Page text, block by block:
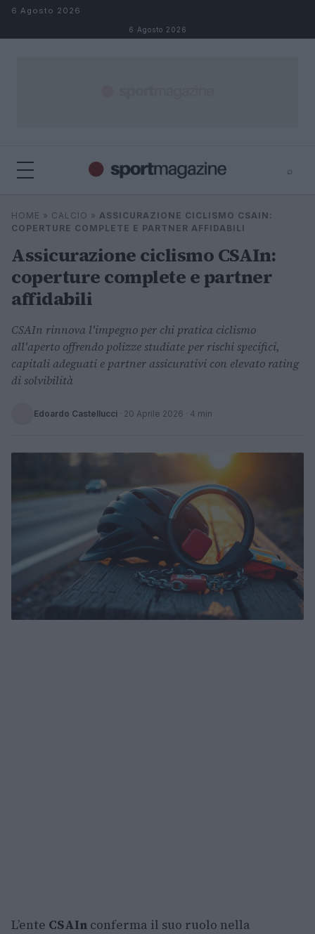
Salta al contenuto
6 Agosto 2026
6 Agosto 2026
⌕
Cerca
HOME » CALCIO » ASSICURAZIONE CICLISMO CSAIN:
COPERTURE COMPLETE E PARTNER AFFIDABILI
Assicurazione ciclismo CSAIn:
coperture complete e partner
affidabili
CSAIn rinnova l'impegno per chi pratica ciclismo
all'aperto offrendo polizze studiate per rischi specifici,
capitali adeguati e partner assicurativi con elevato rating
di solvibilità
Edoardo Castellucci · 20 Aprile 2026 · 4 min
L’ente CSAIn conferma il suo ruolo nella